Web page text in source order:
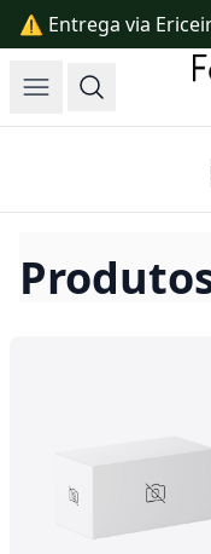
⚠️ Entrega via
Open menu
Search